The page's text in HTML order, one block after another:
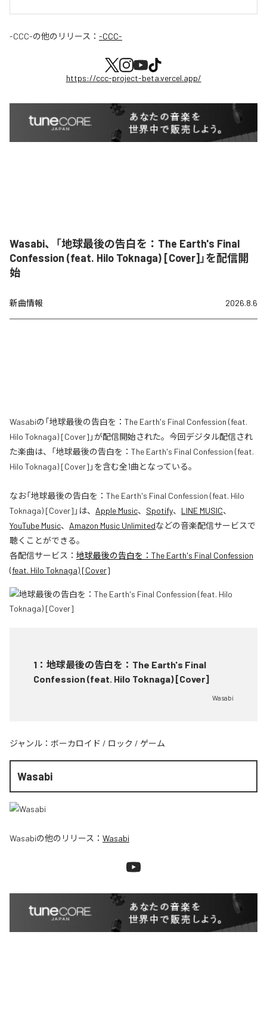
-CCC-の他のリリース： -CCC-
https://ccc-project-beta.vercel.app/
Wasabi、「地球最後の告白を：The Earth's Final
Confession (feat. Hilo Toknaga) [Cover]」を配信開
始
新曲情報 2026.8.6
Wasabiの「地球最後の告白を：The Earth's Final Confession (feat.
Hilo Toknaga) [Cover]」が配信開始された。今回デジタル配信され
た楽曲は、「地球最後の告白を：The Earth's Final Confession (feat.
Hilo Toknaga) [Cover]」を含む全1曲となっている。
なお「地球最後の告白を：The Earth's Final Confession (feat. Hilo
Toknaga) [Cover] 」は、 Apple Music、 Spotify、 LINE MUSIC、
YouTube Music、 Amazon Music Unlimitedなどの音楽配信サービスで
聴くことができる。
各配信サービス： 地球最後の告白を：The Earth's Final Confession
(feat. Hilo Toknaga) [Cover]
1 ： 地球最後の告白を：The Earth's Final
Confession (feat. Hilo Toknaga) [Cover]
Wasabi
ジャンル： ボーカロイド / ロック / ゲーム
Wasabi
Wasabiの他のリリース： Wasabi